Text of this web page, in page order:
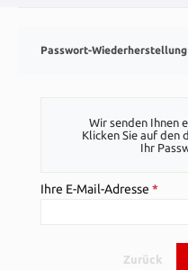
Passwort-Wiederherstellung
Wir senden Ihnen
Klicken Sie auf den
Ihr
Ihre E-Mail-Adresse *
Zurück